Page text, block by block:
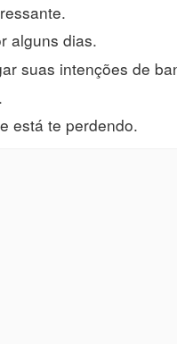
alguns dias.
suas intenções de
está te perdendo.